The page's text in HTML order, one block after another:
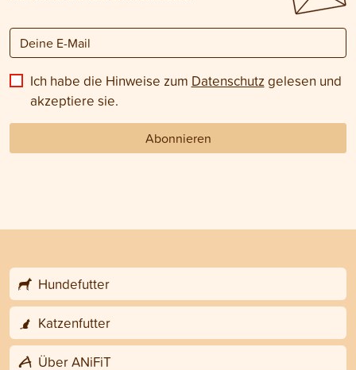
Ich habe die Hinweise zum Datenschutz gelesen und
akzeptiere sie.
Abonnieren
Hundefutter
Katzenfutter
Über ANiFiT